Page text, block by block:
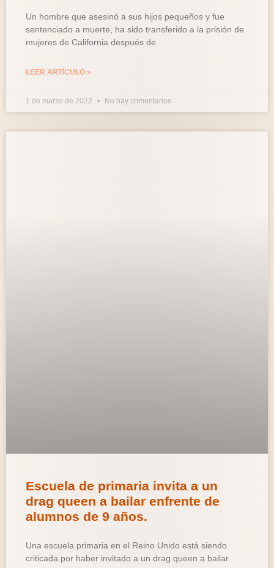
Un hombre que asesinó a sus hijos pequeños y fue
sentenciado a muerte, ha sido transferido a la prisión de
mujeres de California después de
LEER ARTÍCULO »
1 de marzo de 2022 No hay comentarios
Escuela de primaria invita a un
drag queen a bailar enfrente de
alumnos de 9 años.
Una escuela primaria en el Reino Unido está siendo
criticada por haber invitado a un drag queen a bailar